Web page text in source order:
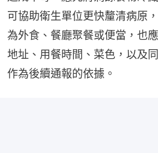
可協助衛生單位更快釐清病原
為外食、餐廳聚餐或便當，也
地址、用餐時間、菜色，以及
作為後續通報的依據。